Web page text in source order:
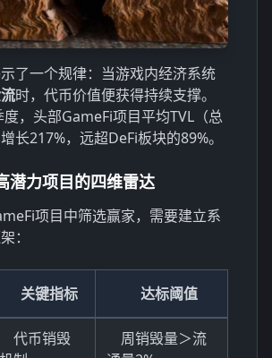
了一个规律：当游戏内经济系统
时，代币价值便获得持续支撑。
，头部GameFi项目平均TVL（总
长217%，远超DeFi板块的89%。
潜力项目的四维雷达
项目中筛选赢家，需要建立系
：
关键指标 达标阈值
代币销毁
周销毁量＞流